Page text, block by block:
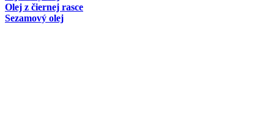
Olej z čiernej rasce
Sezamový olej